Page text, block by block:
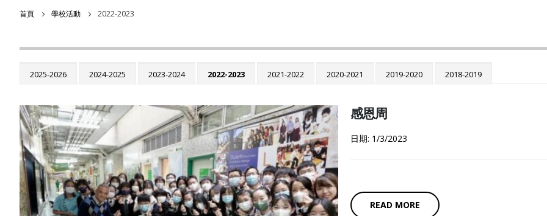
首頁 學校活動 2022-2023
2025-2026 2024-2025 2023-2024 2022-2023 2021-2022 2020-2021 2019-2020 2018-2019
感恩周
日期: 1/3/2023
READ MORE